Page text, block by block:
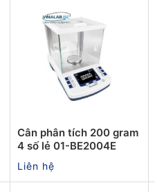
Cân phân tích 200 gram
4 số lẻ 01-BE2004E
Liên hệ